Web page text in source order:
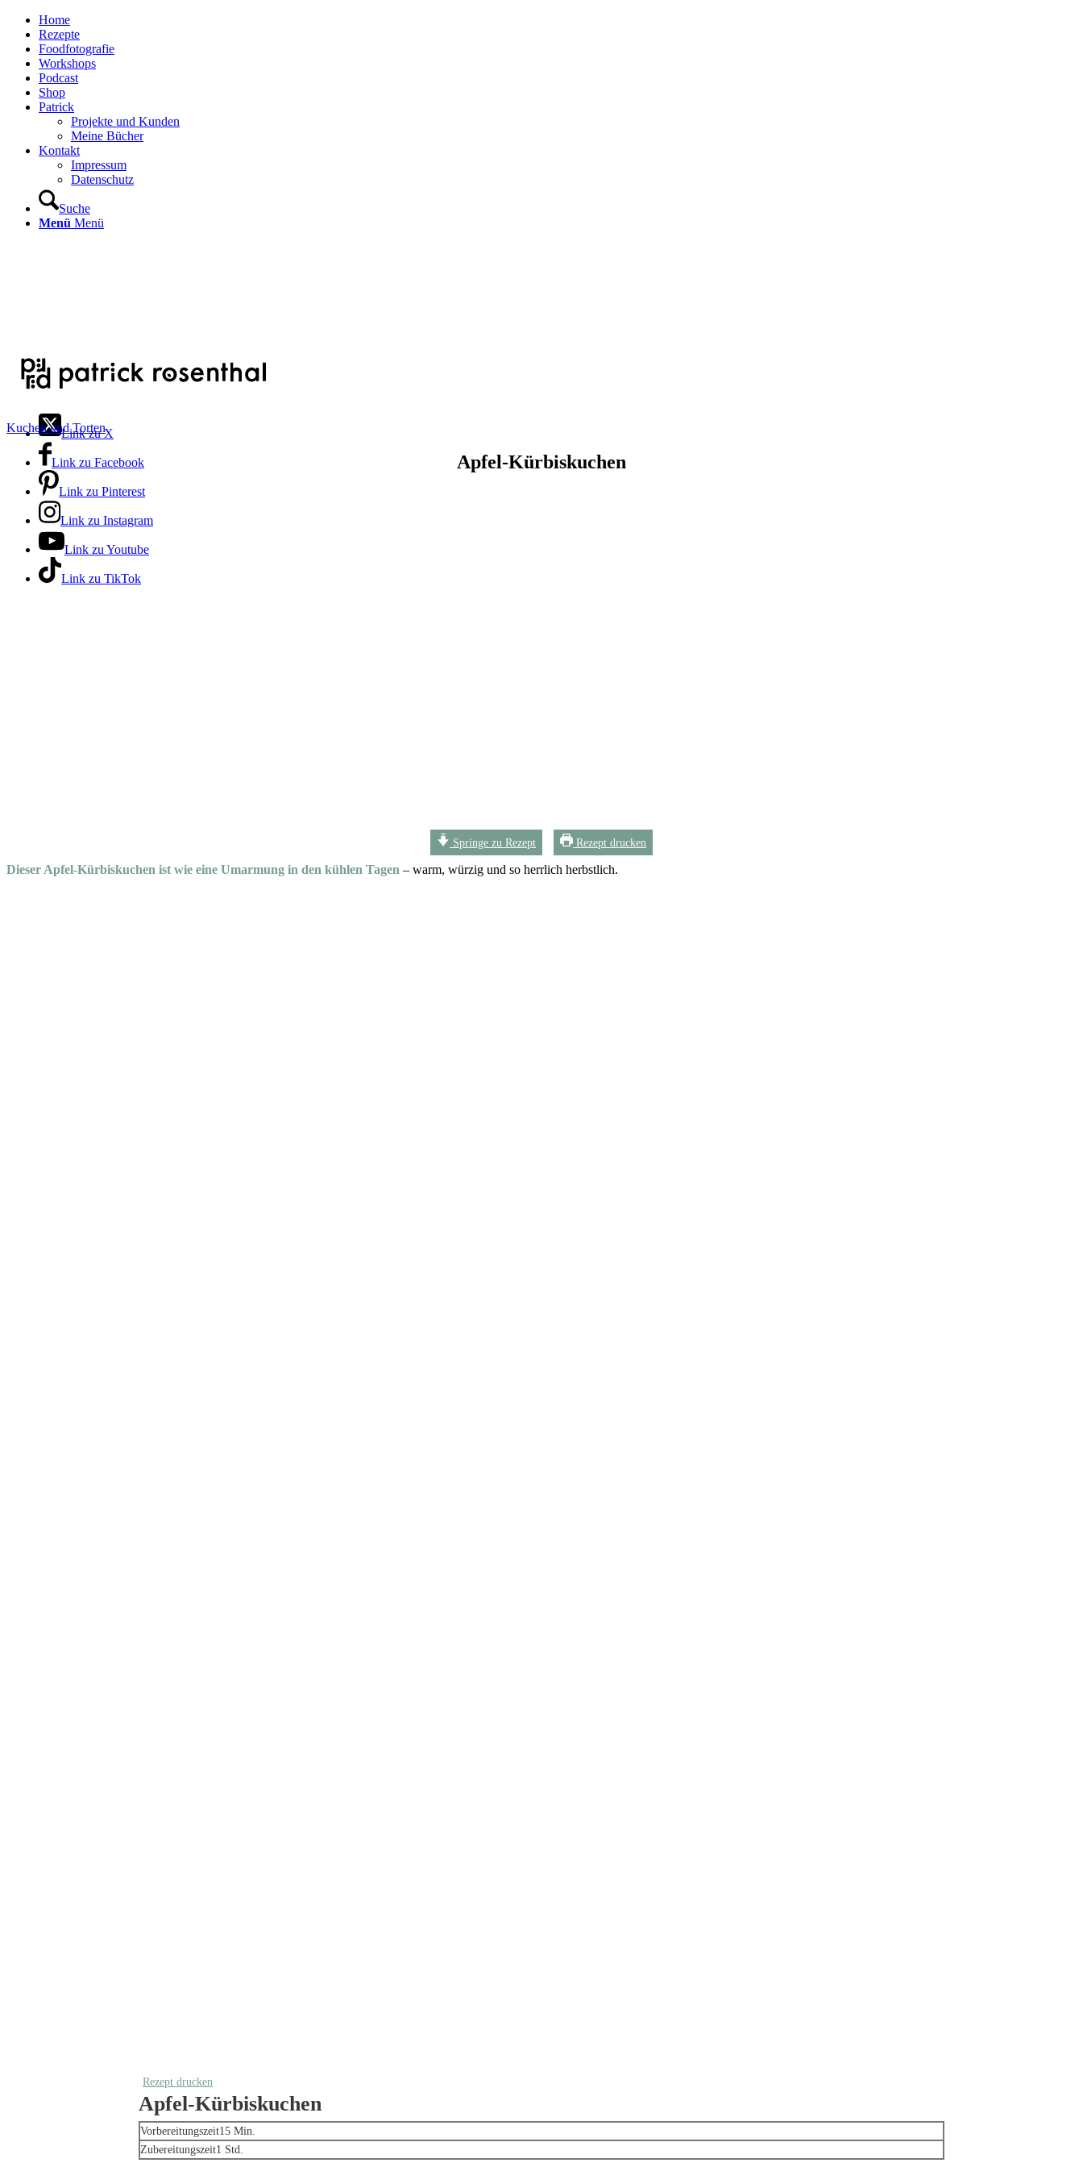
Home
Rezepte
Foodfotografie
Workshops
Podcast
Shop
Patrick
Projekte und Kunden
Meine Bücher
Kontakt
Impressum
Datenschutz
Suche
Menü Menü
Link zu X
Link zu Facebook
Link zu Pinterest
Link zu Instagram
Link zu Youtube
Link zu TikTok
Kuchen und Torten
Apfel-Kürbiskuchen
Springe zu Rezept Rezept drucken
Dieser Apfel-Kürbiskuchen ist wie eine Umarmung in den kühlen Tagen – warm, würzig und so herrlich herbstlich.
Rezept drucken
Apfel-Kürbiskuchen
Vorbereitungszeit15Minuten
Min.
Zubereitungszeit1 Stunde
Std.